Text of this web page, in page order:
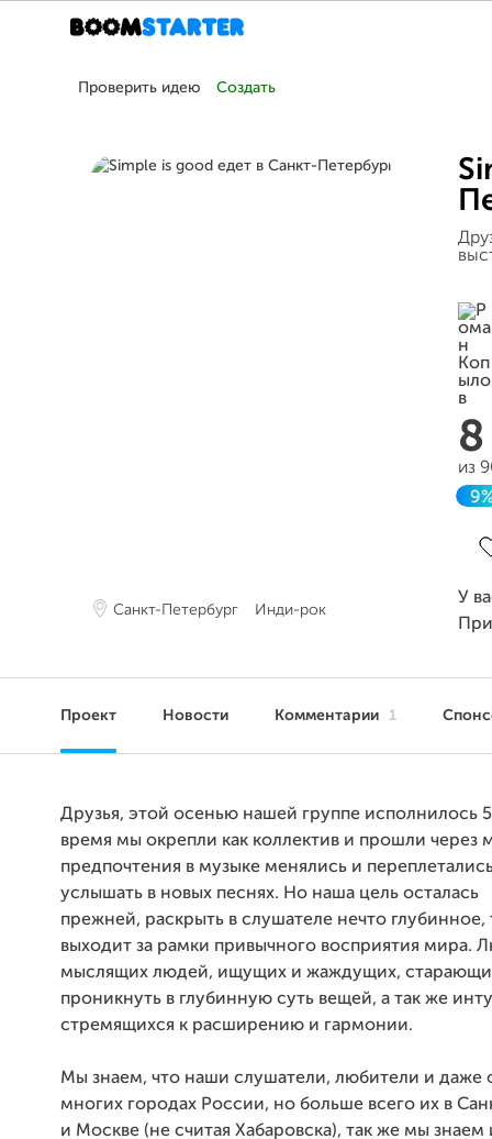
Проверить идею Создать
Санкт-Петербург Инди-рок
из
У
Проект Новости Комментарии 1
Друзья, этой осенью нашей группе исполнилось 5
время мы окрепли как коллектив и прошли через
предпочтения в музыке менялись и
услышать в новых песнях. Но наша цель осталась
прежней, раскрыть в слушателе нечто глубинное,
выходит за рамки привычного восприятия мира.
мыслящих людей, ищущих и жаждущих,
проникнуть в глубинную суть вещей, а так же
стремящихся к расширению и гармонии.
Мы знаем, что наши слушатели, любители и даже
многих городах России, но больше всего их в
и Москве (не считая Хабаровска), так же мы